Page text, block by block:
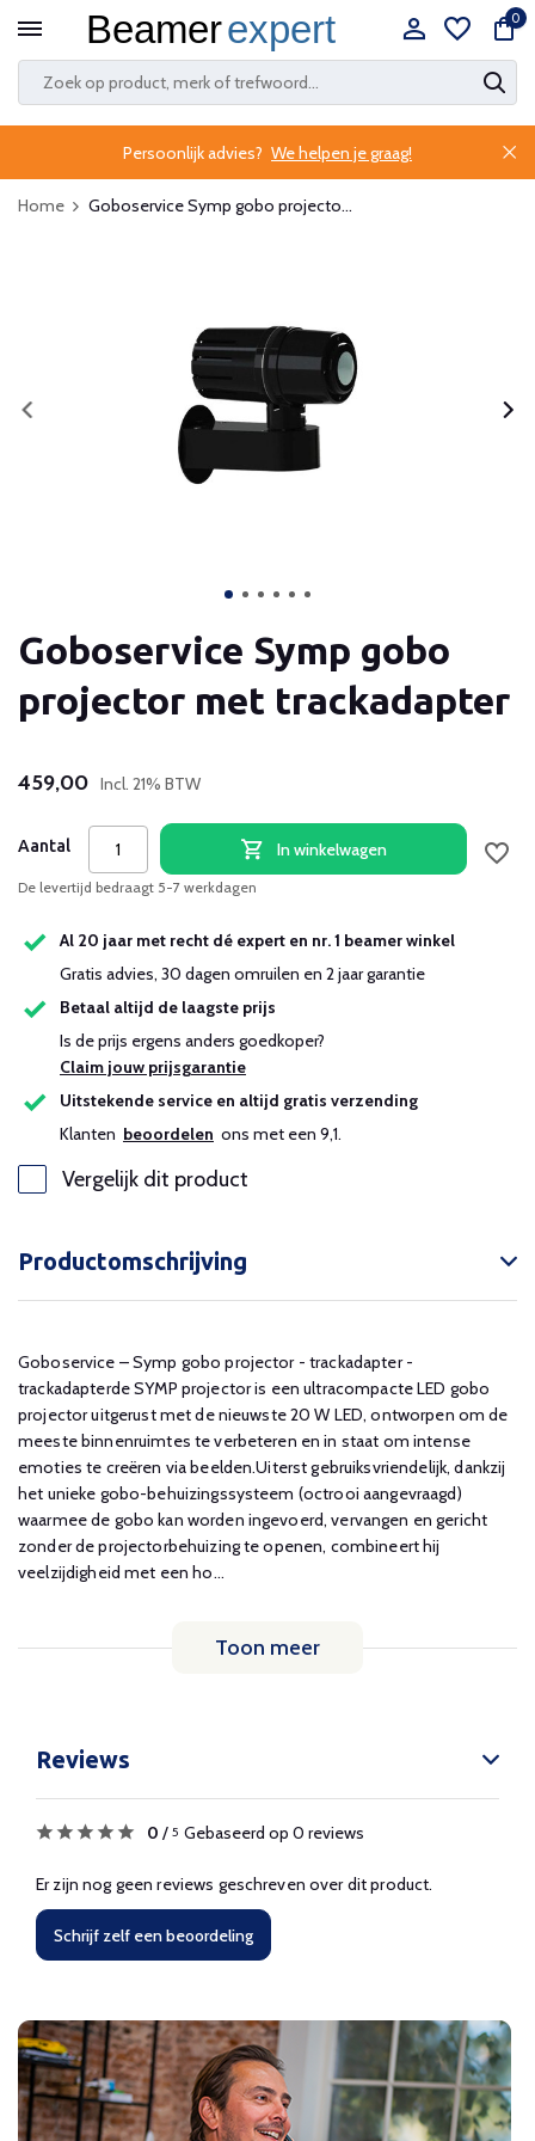
0
Persoonlijk advies? We helpen je graag!
Home Goboservice Symp gobo projecto...
Goboservice Symp gobo
projector met trackadapter
459,00 Incl. 21% BTW
Aantal In winkelwagen
De levertijd bedraagt 5-7 werkdagen
Al 20 jaar met recht dé expert en nr. 1 beamer winkel
Gratis advies, 30 dagen omruilen en 2 jaar garantie
Betaal altijd de laagste prijs
Is de prijs ergens anders goedkoper?
Claim jouw prijsgarantie
Uitstekende service en altijd gratis verzending
Klanten beoordelen ons met een 9,1.
Vergelijk dit product
Productomschrijving
Goboservice – Symp gobo projector - trackadapter -
trackadapterde SYMP projector is een ultracompacte LED gobo
projector uitgerust met de nieuwste 20 W LED, ontworpen om de
meeste binnenruimtes te verbeteren en in staat om intense
emoties te creëren via beelden.Uiterst gebruiksvriendelijk, dankzij
het unieke gobo-behuizingssysteem (octrooi aangevraagd)
waarmee de gobo kan worden ingevoerd, vervangen en gericht
zonder de projectorbehuizing te openen, combineert hij
veelzijdigheid met een ho...
Toon meer
Reviews
0 / 5 Gebaseerd op 0 reviews
Er zijn nog geen reviews geschreven over dit product.
Schrijf zelf een beoordeling